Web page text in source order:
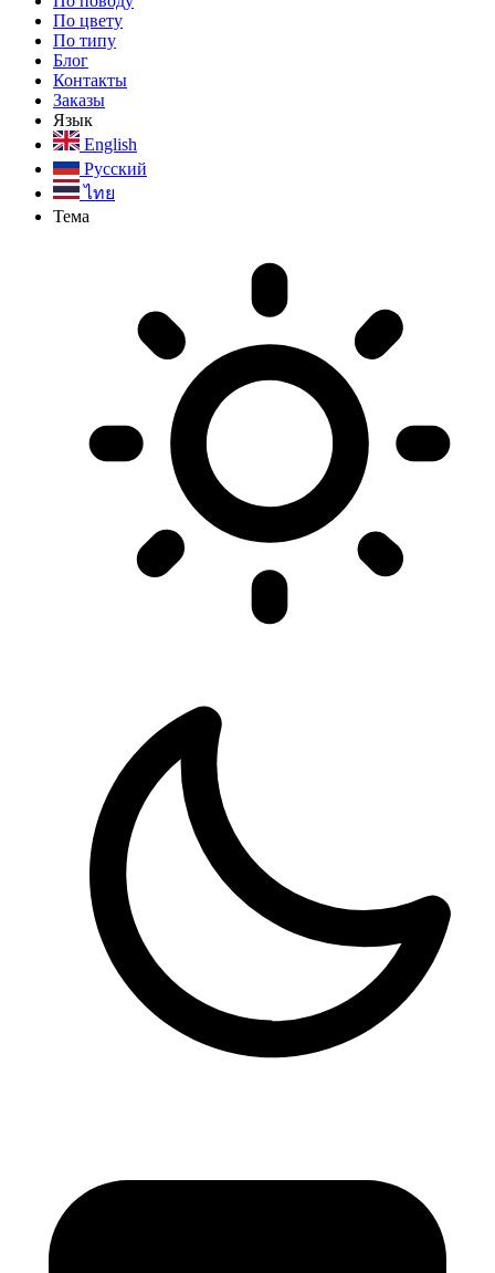
По цвету
По типу
Блог
Контакты
Заказы
Язык
English
Русский
ไทย
Тема